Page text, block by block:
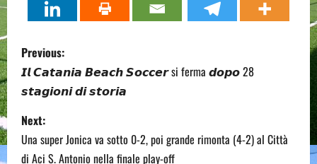
P
o
s
t
Previous:
𝙄𝙡 𝘾𝙖𝙩𝙖𝙣𝙞𝙖 𝘽𝙚𝙖𝙘𝙝 𝙎𝙤𝙘𝙘𝙚𝙧 si ferma 𝙙𝙤𝙥𝙤 28
𝙨𝙩𝙖𝙜𝙞𝙤𝙣𝙞 𝙙𝙞 𝙨𝙩𝙤𝙧𝙞𝙖
Next:
Una super Jonica va sotto 0-2, poi grande rimonta (4-2) al Città
di Aci S. Antonio nella finale play-off